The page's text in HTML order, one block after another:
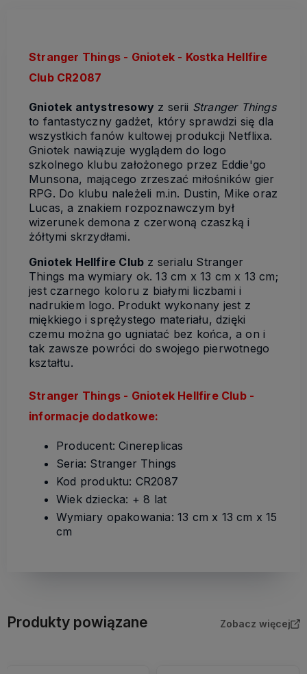
Stranger Things - Gniotek - Kostka Hellfire
Club CR2087
Gniotek antystresowy z serii Stranger Things
to fantastyczny gadżet, który sprawdzi się dla
wszystkich fanów kultowej produkcji Netflixa.
Gniotek nawiązuje wyglądem do logo
szkolnego klubu założonego przez Eddie'go
Munsona, mającego zrzeszać miłośników gier
RPG. Do klubu należeli m.in. Dustin, Mike oraz
Lucas, a znakiem rozpoznawczym był
wizerunek demona z czerwoną czaszką i
żółtymi skrzydłami.
Gniotek Hellfire Club z serialu Stranger
Things ma wymiary ok. 13 cm x 13 cm x 13 cm;
jest czarnego koloru z białymi liczbami i
nadrukiem logo. Produkt wykonany jest z
miękkiego i sprężystego materiału, dzięki
czemu można go ugniatać bez końca, a on i
tak zawsze powróci do swojego pierwotnego
kształtu.
Stranger Things - Gniotek Hellfire Club -
informacje dodatkowe:
Producent: Cinereplicas
Seria: Stranger Things
Kod produktu: CR2087
Wiek dziecka: + 8 lat
Wymiary opakowania: 13 cm x 13 cm x 15
cm
Produkty powiązane Zobacz więcej